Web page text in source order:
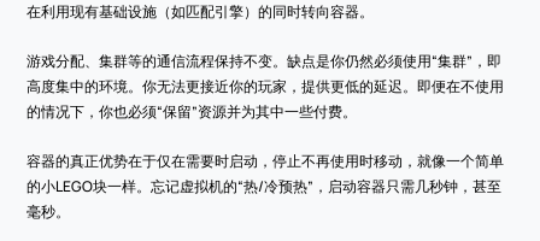
在利用现有基础设施（如匹配引擎）的同时转向容器。
游戏分配、集群等的通信流程保持不变。缺点是你仍然必须使用“集群”，即
高度集中的环境。你无法更接近你的玩家，提供更低的延迟。即便在不使用
的情况下，你也必须“保留”资源并为其中一些付费。
容器的真正优势在于仅在需要时启动，停止不再使用时移动，就像一个简单
的小LEGO块一样。忘记虚拟机的“热/冷预热”，启动容器只需几秒钟，甚至
毫秒。